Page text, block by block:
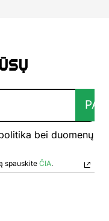
bei duomenų
spauskiteČIA.